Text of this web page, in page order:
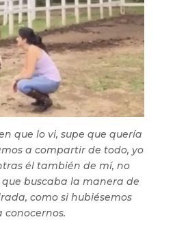
que lo vi, supe que quería
a compartir de todo, yo
él también de mí, no
buscaba la manera de
como si hubiésemos
conocernos.